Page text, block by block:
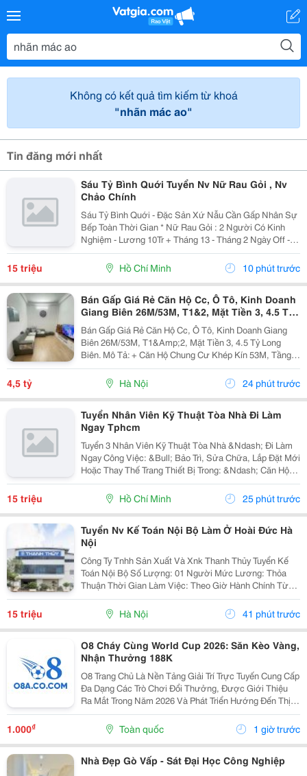
Không có kết quả tìm kiếm từ khoá
"nhãn mác ao"
Tin đăng mới nhất
Sáu Tỷ Bình Quới Tuyển Nv Nữ Rau Gỏi , Nv
Chảo Chính
Sáu Tỷ Bình Quới - Đặc Sản Xứ Nẫu Cần Gấp Nhân Sự
Bếp Toàn Thời Gian * Nữ Rau Gỏi : 2 Người Có Kinh
Nghiệm - Lương 10Tr + Tháng 13 - Tháng 2 Ngày Off -
Lễ X 2 - Được Nghỉ Tết Nđ * Chảo Chính : 2 Người Có
Kinh Nghiệm + Sức Khỏe Tốt...
15 triệu Hồ Chí Minh 10 phút trước
Bán Gấp Giá Rẻ Căn Hộ Cc, Ô Tô, Kinh Doanh
Giang Biên 26M/53M, T1&2, Mặt Tiền 3, 4.5 Tỷ
Long Biên.
Bán Gấp Giá Rẻ Căn Hộ Cc, Ô Tô, Kinh Doanh Giang
Biên 26M/53M, T1&Amp;2, Mặt Tiền 3, 4.5 Tỷ Long
Biên. Mô Tả: + Căn Hộ Chung Cư Khép Kín 53M, Tầng 1
Và 2 Đế Căn Hộ Chung Cư, Đất Sổ Đỏ Lâu Dài. + Kinh
Doanh Bất Chấp Các Loại Hình, Quỹ Đất Rộng...
4,5 tỷ Hà Nội 24 phút trước
Tuyển Nhân Viên Kỹ Thuật Tòa Nhà Đi Làm
Ngay Tphcm
Tuyển 3 Nhân Viên Kỹ Thuật Tòa Nhà &Ndash; Đi Làm
Ngay Công Việc: &Bull; Bảo Trì, Sửa Chữa, Lắp Đặt Mới
Hoặc Thay Thế Trang Thiết Bị Trong: &Ndash; Căn Hộ
Dịch Vụ &Ndash; Nhà Trọ, Chung Cư Mini &Bull; Kiểm
Tra Và Xử Lý Sự Cố Phát Sinh...
15 triệu Hồ Chí Minh 25 phút trước
Tuyển Nv Kế Toán Nội Bộ Làm Ở Hoài Đức Hà
Nội
Công Ty Tnhh Sản Xuất Và Xnk Thanh Thủy Tuyển Kế
Toán Nội Bộ Số Lượng: 01 Người Mức Lương: Thỏa
Thuận Thời Gian Làm Việc: Theo Giờ Hành Chính Từ
Thứ 2 Đến Thứ 7. Nội Dung Công Việc: - Làm Hợp Đồng
Mua Bán, Tính Lương Nhân Viên, Hợp...
15 triệu Hà Nội 41 phút trước
O8 Cháy Cùng World Cup 2026: Săn Kèo Vàng,
Nhận Thưởng 188K
O8 Trang Chủ Là Nền Tảng Giải Trí Trực Tuyến Cung Cấp
Đa Dạng Các Trò Chơi Đổi Thưởng, Được Giới Thiệu
Ra Mắt Trong Năm 2026 Và Phát Triển Hướng Đến Thị
Trường Châu Á. Theo Thông Tin Từ Nền Tảng, O8 Hoạt
Động Theo Các Tiêu Chuẩn Áp Dụng Trong Lĩnh...
1.000₫ Toàn quốc 1 giờ trước
Nhà Đẹp Gò Vấp - Sát Đại Học Công Nghiệp